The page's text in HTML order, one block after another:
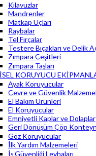
Kılavuzlar
Mandrenler
Matkap Uçları
Raybalar
Tel Fırçalar
Testere Bıçakları ve Delik
Zımpara Çeşitleri
Zımpara Taşları
KORUYUCU
Ayak Koruyucular
Çevre ve Güvenlik
El Bakım Ürünleri
El Koruyucular
Emniyetli Kaplar ve Dolaplar
Geri Dönüşüm Çöp
Göz Koruyucular
İlk Yardım Malzemeleri
İş Güvenliği Levhaları